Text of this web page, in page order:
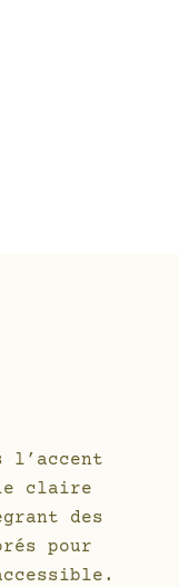
l’accent
claire
des
pour